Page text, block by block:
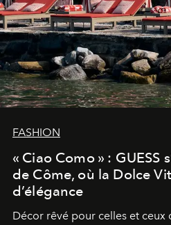
FASHION
« Ciao Como » : GUESS
de Côme, où la Dolce
d’élégance
Décor rêvé pour celles et ceux